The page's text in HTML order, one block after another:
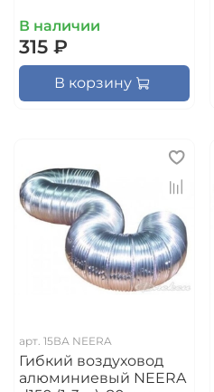
В наличии
315 ₽
В корзину
арт. 15ВА NEERA
Гибкий воздуховод
алюминиевый NEERA